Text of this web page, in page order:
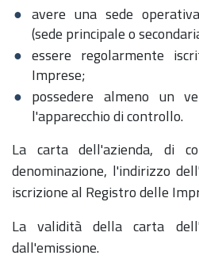
avere una sede
(sede principale o
essere regolarmente
Imprese;
possedere almeno un
l'apparecchio di controllo.
La carta dell'azienda, di
denominazione, l'indirizzo
iscrizione al Registro delle
La validità della carta
dall'emissione.